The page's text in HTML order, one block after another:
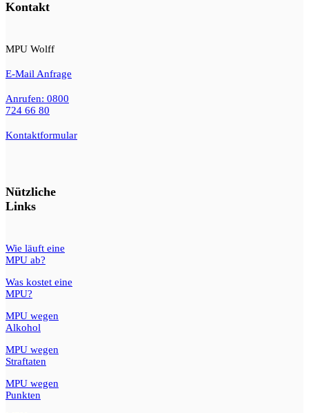
Kontakt
MPU Wolff
E-Mail Anfrage
Anrufen: 0800
724 66 80
Kontaktformular
Nützliche
Links
Wie läuft eine
MPU ab?
Was kostet eine
MPU?
MPU wegen
Alkohol
MPU wegen
Straftaten
MPU wegen
Punkten